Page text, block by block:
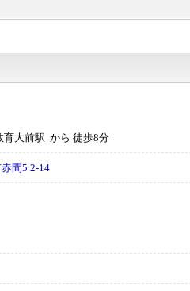
育大前駅 から 徒歩8分
間5 2-14